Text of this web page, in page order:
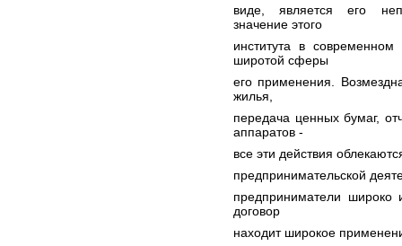
виде, является его
значение этого
института в
широтой сферы
его применения.
жилья,
передача ценных бумаг,
аппаратов -
все эти действия
предпринимательской
предприниматели широко
договор
находит широкое